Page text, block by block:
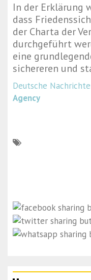
In der Erklärung
dass
der Charta der
durchgeführt
eine
sichereren und
Deutsche
Agency